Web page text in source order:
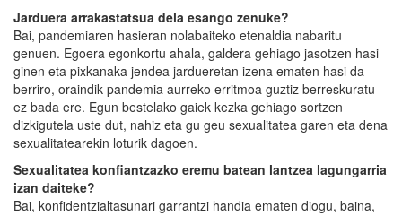
Jarduera arrakastatsua dela esango zenuke?
Bai, pandemiaren hasieran nolabaiteko etenaldia nabaritu
genuen. Egoera egonkortu ahala, galdera gehiago jasotzen hasi
ginen eta pixkanaka jendea jardueretan izena ematen hasi da
berriro, oraindik pandemia aurreko erritmoa guztiz berreskuratu
ez bada ere. Egun bestelako gaiek kezka gehiago sortzen
dizkigutela uste dut, nahiz eta gu geu sexualitatea garen eta dena
sexualitatearekin loturik dagoen.
Sexualitatea konfiantzazko eremu batean lantzea lagungarria
izan daiteke?
Bai, konfidentzialtasunari garrantzi handia ematen diogu, baina,